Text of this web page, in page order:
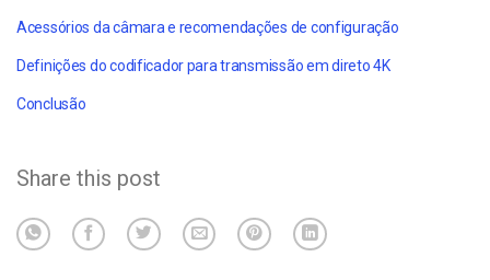
Acessórios da câmara e recomendações de configuração
Definições do codificador para transmissão em direto 4K
Conclusão
Share this post